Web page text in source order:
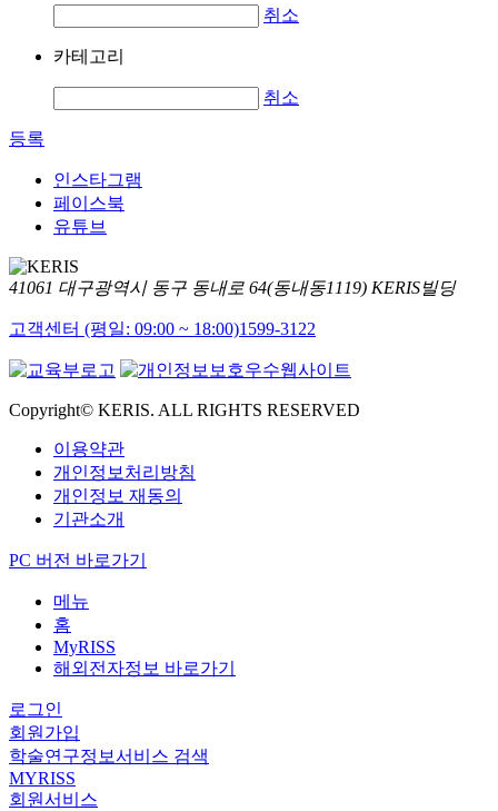
취소
카테고리
취소
등록
인스타그램
페이스북
유튜브
41061 대구광역시 동구 동내로 64(동내동1119) KERIS빌딩
고객센터 (평일: 09:00 ~ 18:00)1599-3122
Copyright© KERIS. ALL RIGHTS RESERVED
이용약관
개인정보처리방침
개인정보 재동의
기관소개
PC 버전 바로가기
메뉴
홈
MyRISS
해외전자정보 바로가기
로그인
회원가입
학술연구정보서비스 검색
MYRISS
회원서비스